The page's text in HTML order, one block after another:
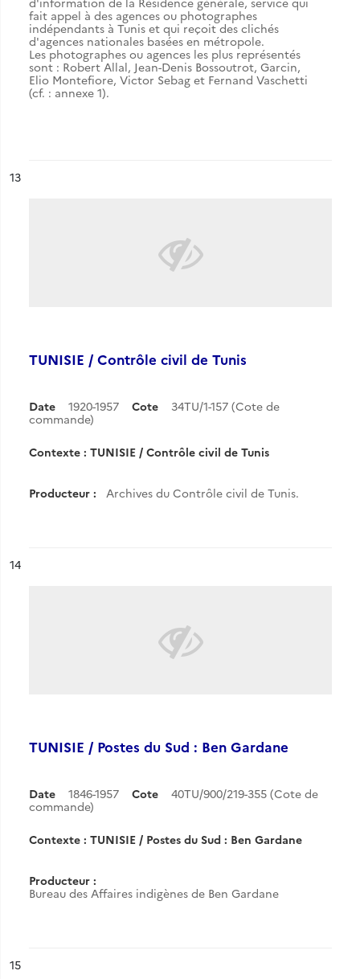
fait appel à des agences ou photographes
indépendants à Tunis et qui reçoit des clichés
d'agences nationales basées en métropole.
Les photographes ou agences les plus représentés
sont : Robert Allal, Jean-Denis Bossoutrot, Garcin,
Elio Montefiore, Victor Sebag et Fernand Vaschetti
(cf. : annexe 1).
n°
13
TUNISIE / Contrôle civil de Tunis
Date 1920-1957 Cote
34TU/1-157 (Cote de
commande)
Contexte : TUNISIE / Contrôle civil de Tunis
Producteur : Archives du Contrôle civil de Tunis.
n°
14
TUNISIE / Postes du Sud : Ben Gardane
Date 1846-1957 Cote
40TU/900/219-355 (Cote de
commande)
Contexte : TUNISIE / Postes du Sud : Ben Gardane
Producteur :
Bureau des Affaires indigènes de Ben Gardane
n°
15